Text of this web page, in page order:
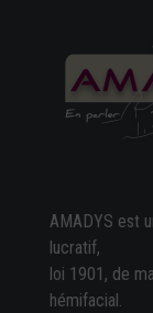
AMADYS est
lucratif,
loi 1901, de
hémifacial.